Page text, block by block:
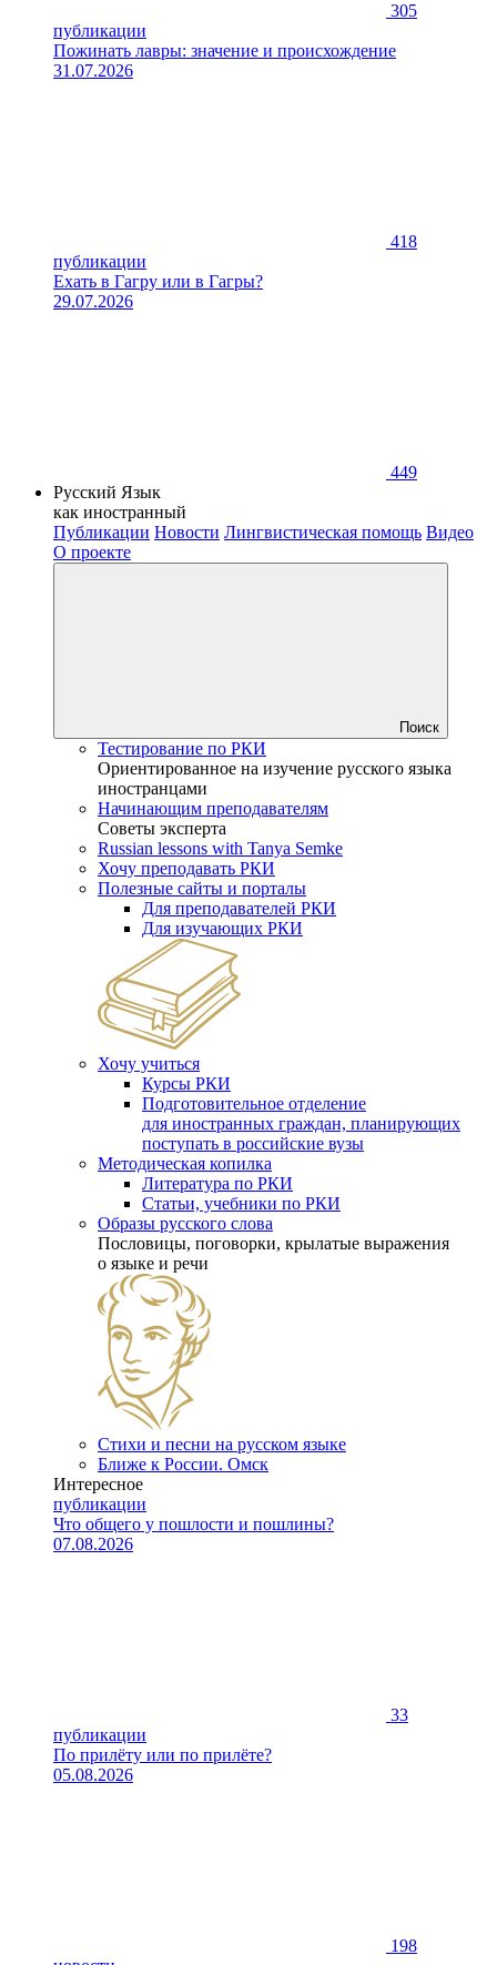
305
публикации
Пожинать лавры: значение и происхождение
31.07.2026
418
публикации
Ехать в Гагру или в Гагры?
29.07.2026
449
Русский Язык
как иностранный
Публикации Новости Лингвистическая помощь Видео
О проекте
Поиск
Тестирование по РКИ
Ориентированное на изучение русского языка
иностранцами
Начинающим преподавателям
Советы эксперта
Russian lessons with Tanya Semke
Хочу преподавать РКИ
Полезные сайты и порталы
Для преподавателей РКИ
Для изучающих РКИ
Хочу учиться
Курсы РКИ
Подготовительное отделение
для иностранных граждан, планирующих
поступать в российские вузы
Методическая копилка
Литература по РКИ
Статьи, учебники по РКИ
Образы русского слова
Пословицы, поговорки, крылатые выражения
о языке и речи
Стихи и песни на русском языке
Ближе к России. Омск
Интересное
публикации
Что общего у пошлости и пошлины?
07.08.2026
33
публикации
По прилёту или по прилёте?
05.08.2026
198